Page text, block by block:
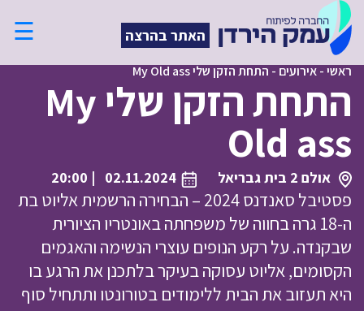
האתר בהרצה ☰
ראשי-אירועים - התחת הזקן שלי My Old ass
התחת הזקן שלי My
Old ass
אולם 2 בית גבריאל 02.11.2024
| 20:00
פסטיבל סאנדנס 2024 – הבחירה הרשמית אליוט בת
ה-18 גרה בחווה של משפחתה באונטריו הציורית
שבקנדה. על רקע הנופים עוצרי הנשימה והאגמים
הקסומים, אליוט עסוקה בעיקר בלתכנן את הרגע בו
היא תעזוב את הבית ללימודים בטורונטו ותתחיל סוף